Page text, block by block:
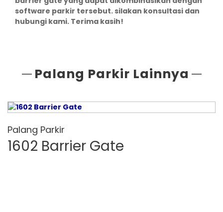
software parkir tersebut. silakan konsultasi dan
hubungi kami. Terima kasih!
Palang Parkir Lainnya
Palang Parkir
1602 Barrier Gate